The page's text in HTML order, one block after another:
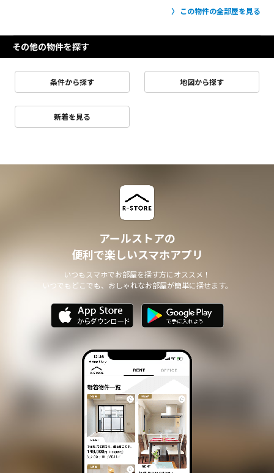
この物件の全部屋を見る
その他の物件を探す
条件から探す 地図から探す
新着を見る
アールストアの
便利で楽しいスマホアプリ
いつもスマホでお部屋を探す方にオススメ！
いつでもどこでも、おしゃれなお部屋が簡単に探せます。